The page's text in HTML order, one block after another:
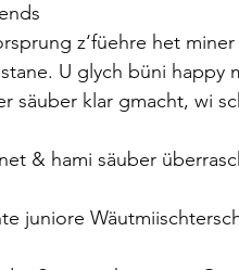
z‘füehre het
U glych büni happy
säuber klar gmacht, wi
& hami säuber
juniore